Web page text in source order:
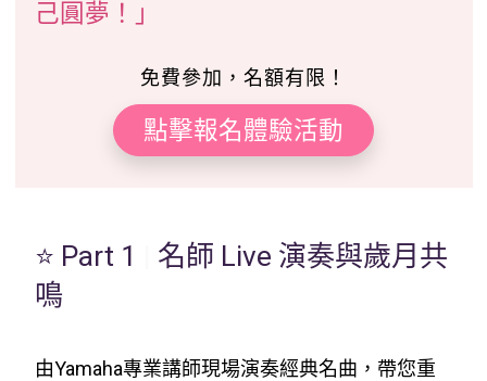
己圓夢！」
免費參加，名額有限！
點擊報名體驗活動
⭐ Part 1
名師 Live 演奏與歲月共
鳴
由Yamaha專業講師現場演奏經典名曲，帶您重